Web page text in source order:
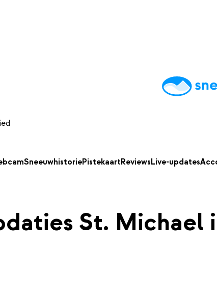
Accommodaties
SneeuwhistoriePistekaartReviewsLive-updates
St. Michael